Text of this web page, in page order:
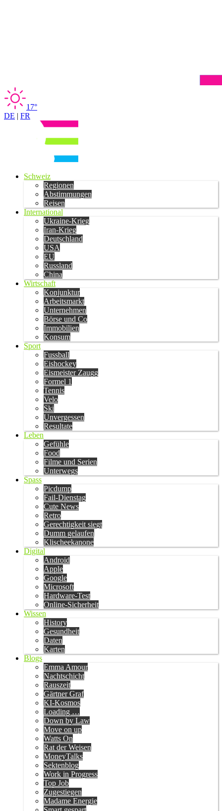
17°
DE | FR
Schweiz
Regionen
Abstimmungen
Reisen
International
Ukraine-Krieg
Iran-Krieg
Deutschland
USA
EU
Russland
China
Wirtschaft
Konjunktur
Arbeitsmarkt
Unternehmen
Börse und Co
Immobilien
Konsum
Sport
Fussball
Eishockey
Eismeister Zaugg
Formel 1
Tennis
Velo
Ski
Unvergessen
Resultate
Leben
Gefühle
Food
Filme und Serien
Unterwegs
Spass
Picdump
Fail-Dienstag
Cute News
Retro
Gerechtigkeit siegt
Dumm gelaufen
Klischeekanone
Digital
Android
Apple
Google
Microsoft
Hardware-Test
Online-Sicherheit
Wissen
History
Gesundheit
Daten
Karten
Blogs
Emma Amour
Nachtschicht
Rauszeit
Gärtner Graf
KI-Kosmos
Loading …
Down by Law
Move on up
Watts On
Rat der Weisen
MoneyTalks
Sektenblog
Work in Progress
Top Job
Zugestiegen
Madame Energie